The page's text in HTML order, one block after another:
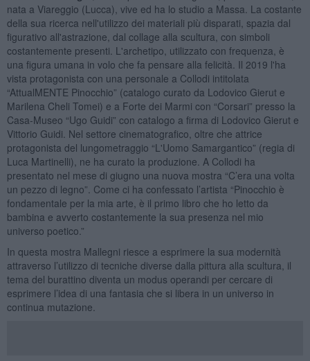
nata a Viareggio (Lucca), vive ed ha lo studio a Massa. La costante
della sua ricerca nell'utilizzo dei materiali più disparati, spazia dal
figurativo all'astrazione, dal collage alla scultura, con simboli
costantemente presenti. L'archetipo, utilizzato con frequenza, è
una figura umana in volo che fa pensare alla felicità. Il 2019 l'ha
vista protagonista con una personale a Collodi intitolata
“AttualMENTE Pinocchio” (catalogo curato da Lodovico Gierut e
Marilena Cheli Tomei) e a Forte dei Marmi con “Corsari” presso la
Casa-Museo “Ugo Guidi” con catalogo a firma di Lodovico Gierut e
Vittorio Guidi. Nel settore cinematografico, oltre che attrice
protagonista del lungometraggio “L'Uomo Samargantico” (regia di
Luca Martinelli), ne ha curato la produzione. A Collodi ha
presentato nel mese di giugno una nuova mostra “C’era una volta
un pezzo di legno”. Come ci ha confessato l’artista “Pinocchio è
fondamentale per la mia arte, è il primo libro che ho letto da
bambina e avverto costantemente la sua presenza nel mio
universo poetico.”
In questa mostra Mallegni riesce a esprimere la sua modernità
attraverso l’utilizzo di tecniche diverse dalla pittura alla scultura, il
tema del burattino diventa un modus operandi per cercare di
esprimere l’idea di una fantasia che si libera in un universo in
continua mutazione.